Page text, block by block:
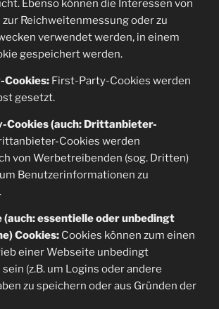
Ebenso können die Interessen von
zur Reichweitenmessung oder zu
verwendet werden, in einem
gespeichert werden.
First-Party-Cookies werden
gesetzt.
Cookies (auch: Drittanbieter-
Cookies werden
von Werbetreibenden (sog. Dritten)
Benutzerinformationen zu
(auch: essentielle oder unbedingt
Cookies:Cookies können zum einen
einer Webseite unbedingt
(z.B. um Logins oder andere
zu speichern oder aus Gründen der